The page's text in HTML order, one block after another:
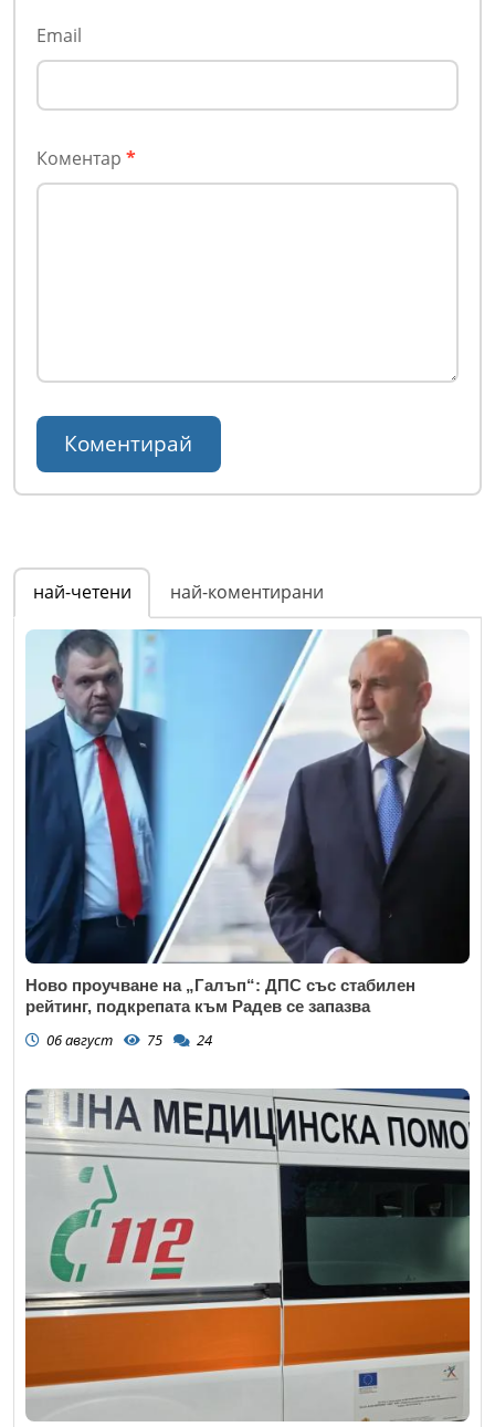
Email
Коментар *
най-четени най-коментирани
Ново проучване на „Галъп“: ДПС със стабилен
рейтинг, подкрепата към Радев се запазва
06 август 75 24